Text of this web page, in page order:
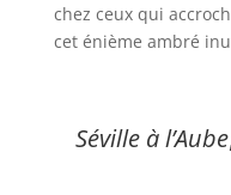
chez ceux qui
cet énième ambré
Séville à l’Aube